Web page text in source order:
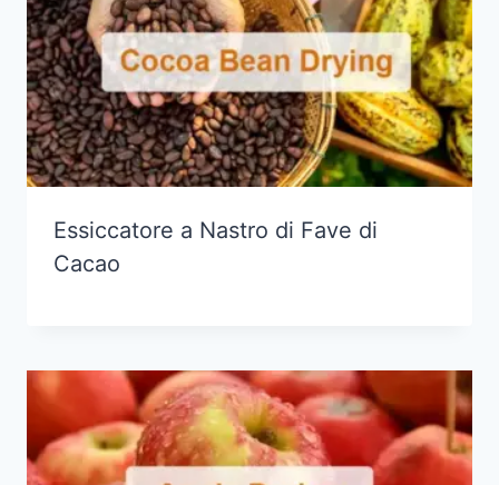
Essiccatore a Nastro di Fave di
Cacao